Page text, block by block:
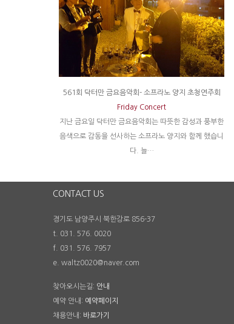
561회 닥터만 금요음악회- 소프라노 양지 초청연주회
Friday Concert
지난 금요일 닥터만 금요음악회는 따뜻한 감성과 풍부한
음색으로 감동을 선사하는 소프라노 양지와 함께 했습니
다. 늘…
CONTACT US
경기도 남양주시 북한강로 856-37
t. 031. 576. 0020
f. 031. 576. 7957
e. waltz0020@naver.com
찾아오시는길: 안내
예약 안내: 예약페이지
채용안내: 바로가기